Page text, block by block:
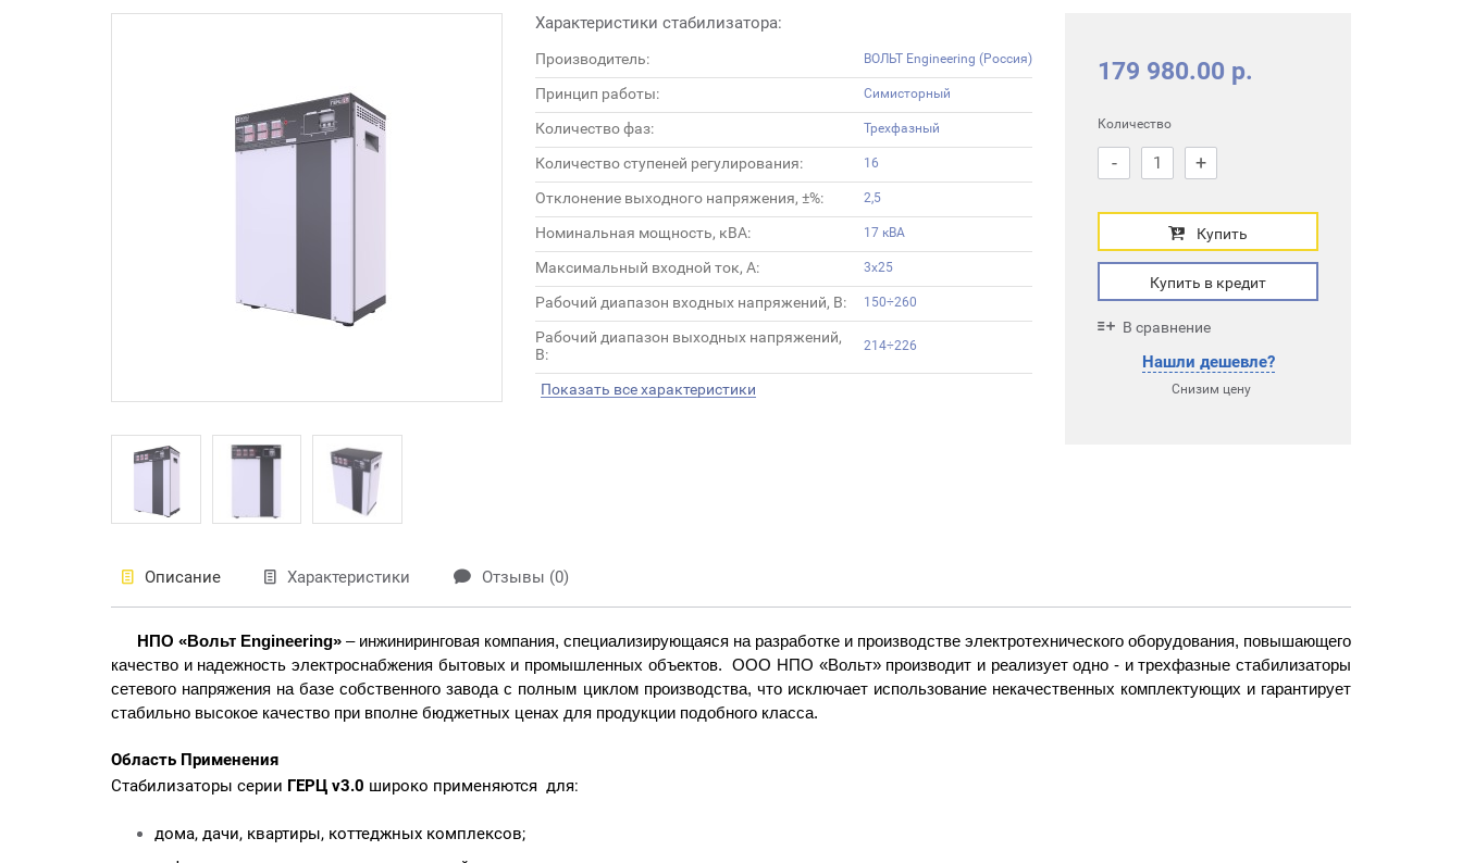
Характеристики стабилизатора:
Производитель: ВОЛЬТ Engineering (Россия)
Принцип работы: Симисторный
Количество фаз: Трехфазный
Количество ступеней регулирования: 16
Отклонение выходного напряжения, ±%: 2,5
Номинальная мощность, кВА: 17 кВА
Максимальный входной ток, А: 3х25
Рабочий диапазон входных напряжений, В: 150÷260
Рабочий диапазон выходных напряжений,
В:
214÷226
Показать все характеристики
179 980.00 р.
Количество
- +
Купить
Купить в кредит
В сравнение
Нашли дешевле?
Снизим цену
Описание Характеристики Отзывы (0)
НПО «Вольт Engineering» – инжиниринговая компания, специализирующаяся на разработке и производстве электротехнического оборудования, повышающего
качество и надежность электроснабжения бытовых и промышленных объектов. ООО НПО «Вольт» производит и реализует одно - и трехфазные стабилизаторы
сетевого напряжения на базе собственного завода с полным циклом производства, что исключает использование некачественных комплектующих и гарантирует
стабильно высокое качество при вполне бюджетных ценах для продукции подобного класса.
Область Применения
Стабилизаторы серии ГЕРЦ v3.0 широко применяются для:
дома, дачи, квартиры, коттеджных комплексов;